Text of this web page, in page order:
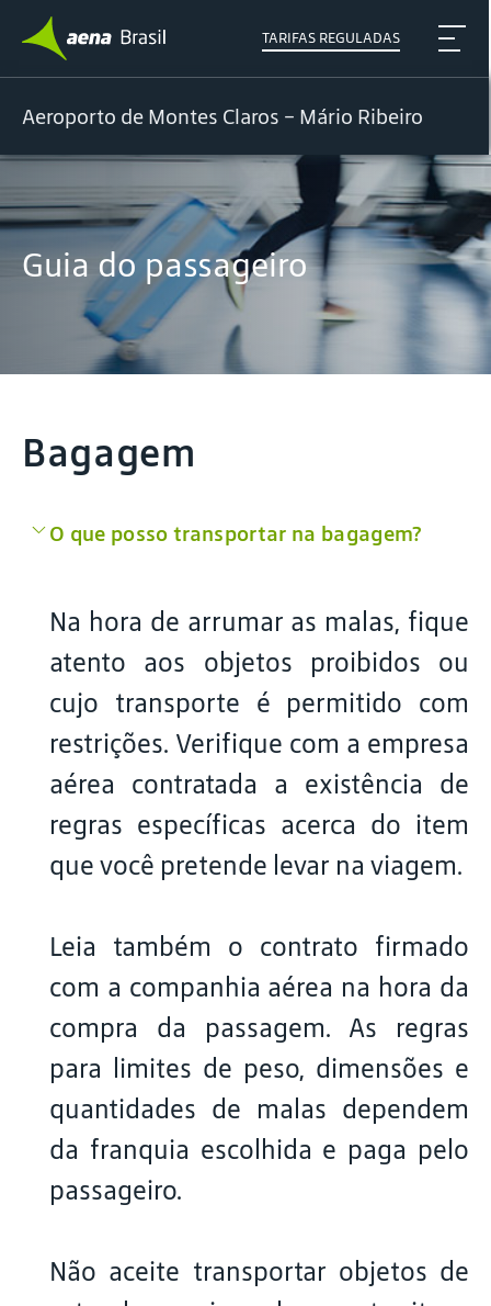
TARIFAS REGULADAS
Aeroporto de Montes Claros – Mário Ribeiro
Guia do passageiro
Bagagem
O que posso transportar na bagagem?
Na hora de arrumar as malas, fique
atento aos objetos proibidos ou
cujo transporte é permitido com
restrições. Verifique com a empresa
aérea contratada a existência de
regras específicas acerca do item
que você pretende levar na viagem.
Leia também o contrato firmado
com a companhia aérea na hora da
compra da passagem. As regras
para limites de peso, dimensões e
quantidades de malas dependem
da franquia escolhida e paga pelo
passageiro.
Não aceite transportar objetos de